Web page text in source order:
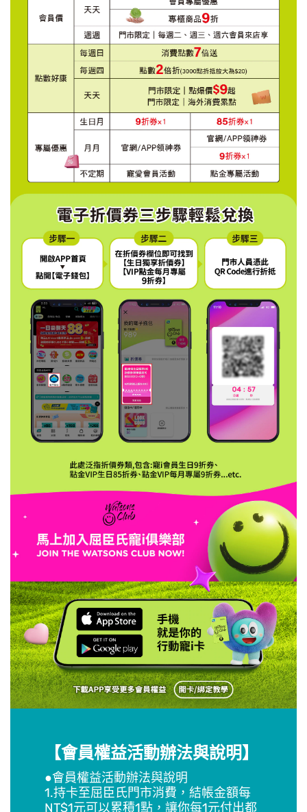
【會員權益活動辦法與說明】
●會員權益活動辦法與說明
1.持卡至屈臣氏門市消費，結帳金額每
NT$1元可以累積1點，讓你每1元付出都